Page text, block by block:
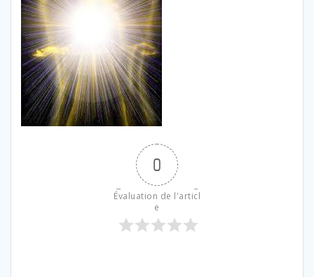
0
Évaluation de l'articl
e